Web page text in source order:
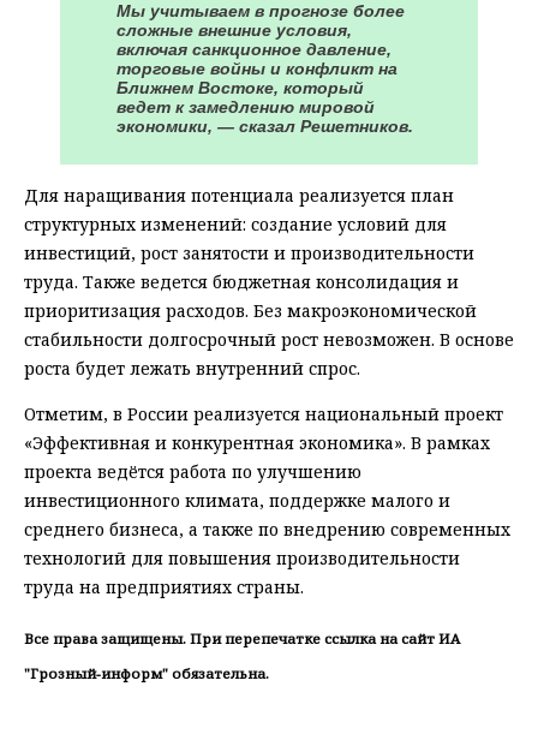
Мы учитываем в прогнозе более
сложные внешние условия,
включая санкционное давление,
торговые войны и конфликт на
Ближнем Востоке, который
ведет к замедлению мировой
экономики, — сказал Решетников.
Для наращивания потенциала реализуется план
структурных изменений: создание условий для
инвестиций, рост занятости и производительности
труда. Также ведется бюджетная консолидация и
приоритизация расходов. Без макроэкономической
стабильности долгосрочный рост невозможен. В основе
роста будет лежать внутренний спрос.
Отметим, в России реализуется национальный проект
«Эффективная и конкурентная экономика». В рамках
проекта ведётся работа по улучшению
инвестиционного климата, поддержке малого и
среднего бизнеса, а также по внедрению современных
технологий для повышения производительности
труда на предприятиях страны.
Все права защищены. При перепечатке ссылка на сайт ИА
"Грозный-информ" обязательна.